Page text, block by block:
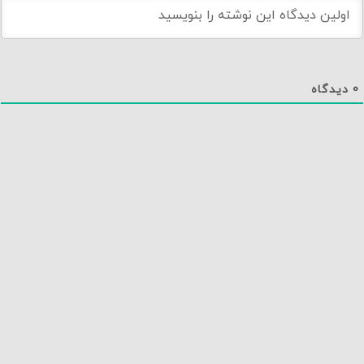
0 دیدگاه